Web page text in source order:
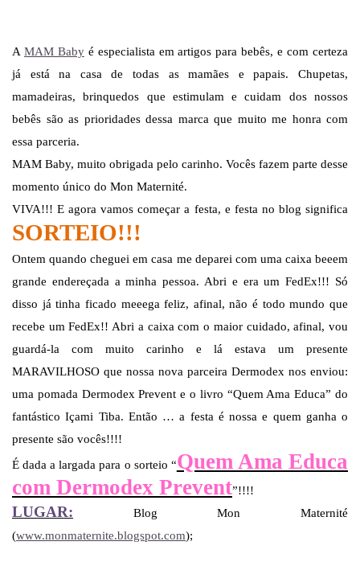
A MAM Babyé especialista em artigos para bebês, e com certeza
já está na casa de todas as mamães e papais. Chupetas,
mamadeiras, brinquedos que estimulam e cuidam dos nossos
bebês são as prioridades dessa marca que muito me honra com
essa parceria.
MAM Baby, muito obrigada pelo carinho. Vocês fazem parte desse
momento único do Mon Maternité.
VIVA!!! E agora vamos começar a festa, e festa no blog significa
SORTEIO!!!
Ontem quando cheguei em casa me deparei com uma caixa beeem
grande endereçada a minha pessoa. Abri e era um FedEx!!! Só
disso já tinha ficado meeega feliz, afinal, não é todo mundo que
recebe um FedEx!! Abri a caixa com o maior cuidado, afinal, vou
guardá-la com muito carinho e lá estava um presente
MARAVILHOSO que nossa nova parceira Dermodex nos enviou:
uma pomada Dermodex Prevent e o livro “Quem Ama Educa” do
fantástico Içami Tiba. Então … a festa é nossa e quem ganha o
presente são vocês!!!!
É dada a largada para o sorteio “Quem Ama Educa
com Dermodex Prevent”!!!!
LUGAR:
Blog Mon Maternité
(www.monmaternite.blogspot.com);